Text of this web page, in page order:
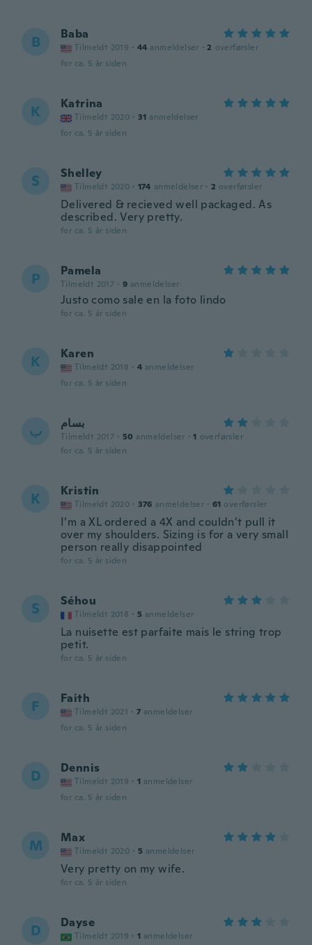
B Baba
Tilmeldt 2019 · 44 anmeldelser · 2 overførsler
for ca. 5 år siden
K Katrina
Tilmeldt 2020 · 31 anmeldelser
for ca. 5 år siden
S Shelley
Tilmeldt 2020 · 174 anmeldelser · 2 overførsler
Delivered & recieved well packaged. As
described. Very pretty.
for ca. 5 år siden
P Pamela
Tilmeldt 2017 · 9 anmeldelser
Justo como sale en la foto lindo
for ca. 5 år siden
K Karen
Tilmeldt 2018 · 4 anmeldelser
for ca. 5 år siden
ب بسام
Tilmeldt 2017 · 50 anmeldelser · 1 overførsler
for ca. 5 år siden
K Kristin
Tilmeldt 2020 · 376 anmeldelser · 61 overførsler
I’m a XL ordered a 4X and couldn’t pull it
over my shoulders. Sizing is for a very small
person really disappointed
for ca. 5 år siden
S Séhou
Tilmeldt 2018 · 5 anmeldelser
La nuisette est parfaite mais le string trop
petit.
for ca. 5 år siden
F Faith
Tilmeldt 2021 · 7 anmeldelser
for ca. 5 år siden
D Dennis
Tilmeldt 2019 · 1 anmeldelser
for ca. 5 år siden
M Max
Tilmeldt 2020 · 5 anmeldelser
Very pretty on my wife.
for ca. 5 år siden
D Dayse
Tilmeldt 2019 · 1 anmeldelser